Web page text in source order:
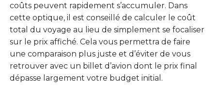
coûts peuvent rapidement s’accumuler. Dans
cette optique, il est conseillé de calculer le coût
total du voyage au lieu de simplement se focaliser
sur le prix affiché. Cela vous permettra de faire
une comparaison plus juste et d’éviter de vous
retrouver avec un billet d’avion dont le prix final
dépasse largement votre budget initial.